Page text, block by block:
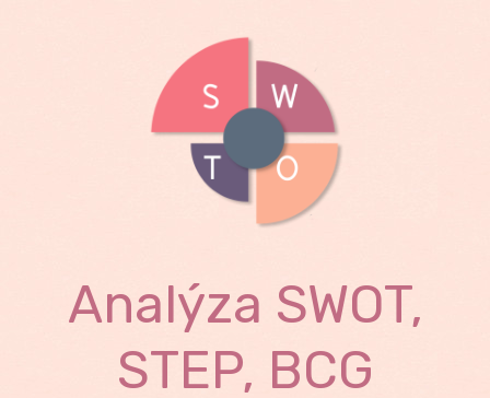
Analýza SWOT,
STEP, BCG